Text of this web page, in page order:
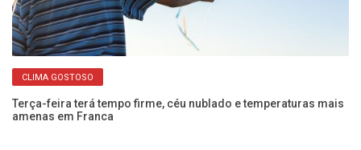
CLIMA GOSTOSO
Terça-feira terá tempo firme, céu nublado e temperaturas mais
amenas em Franca